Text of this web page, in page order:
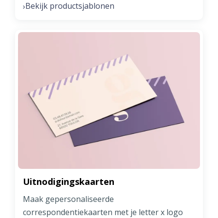
›Bekijk productsjablonen
Uitnodigingskaarten
Maak gepersonaliseerde
correspondentiekaarten met je letter x logo